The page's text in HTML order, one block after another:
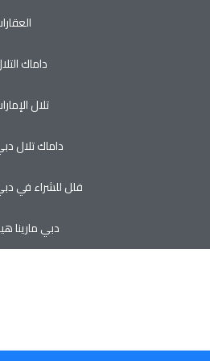
داماك
تلال
داماك تلال
فلل للشراء في
دبي مارينا